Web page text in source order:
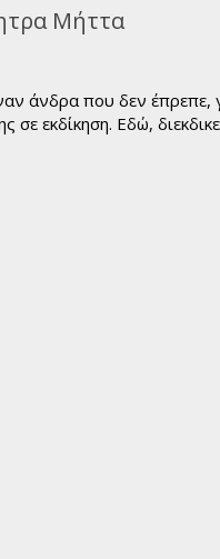
Μήττα
άνδρα που δεν έπρεπε,
σε εκδίκηση. Εδώ,